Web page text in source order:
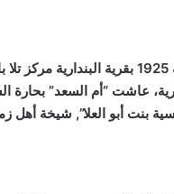
ولدت يوم 11 يوليو سنة 1925
عاشت “أم السعد” بحارة
بنت أبو العلا”, شيخة أهل